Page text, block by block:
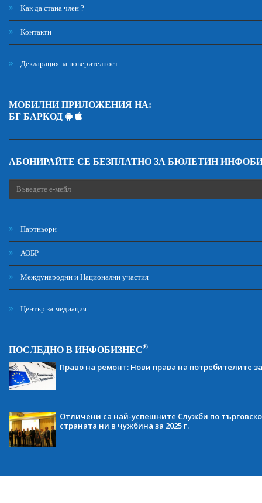
Как да стана член ?
Контакти
Декларация за поверителност
МОБИЛНИ ПРИЛОЖЕНИЯ НА:
БГ БАРКОД
АБОНИРАЙТЕ СЕ БЕЗПЛАТНО ЗА БЮЛЕТИН
Партньори
АОБР
Международни и Национални участия
Център за медиация
ПОСЛЕДНО В ИНФОБИЗНЕС®
Право на ремонт: Нови права на потребителите
Отличени са най-успешните Служби по
страната ни в чужбина за 2025 г.